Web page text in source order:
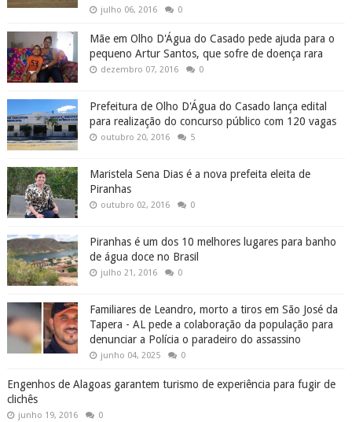
julho 06, 2016 0
Mãe em Olho D'Água do Casado pede ajuda para o
pequeno Artur Santos, que sofre de doença rara
dezembro 07, 2016 0
Prefeitura de Olho D'Água do Casado lança edital
para realização do concurso público com 120 vagas
outubro 20, 2016 5
Maristela Sena Dias é a nova prefeita eleita de
Piranhas
outubro 02, 2016 0
Piranhas é um dos 10 melhores lugares para banho
de água doce no Brasil
julho 21, 2016 0
Familiares de Leandro, morto a tiros em São José da
Tapera - AL pede a colaboração da população para
denunciar a Polícia o paradeiro do assassino
junho 04, 2025 0
Engenhos de Alagoas garantem turismo de experiência para fugir de
clichês
junho 19, 2016 0